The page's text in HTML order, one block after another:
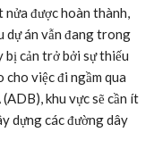
nửa được hoàn thành,
dự án vẫn đang trong
bị cản trở bởi sự thiếu
việc đi ngầm qua
khu vực sẽ cần ít
dựng các đường dây